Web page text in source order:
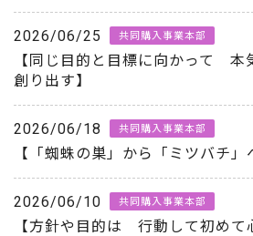
2026/06/25 共同購入事業本部
【同じ目的と目標に向かって
創り出す】
2026/06/18 共同購入事業本部
【「蜘蛛の巣」から「ミツバチ」
2026/06/10 共同購入事業本部
【方針や目的は 行動して初めて